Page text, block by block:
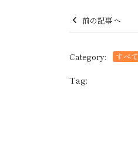
前の記事へ
Category: すべて
Tag: